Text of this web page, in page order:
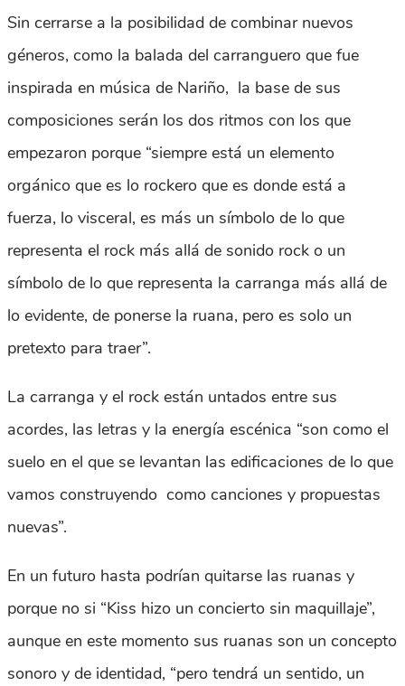
Sin cerrarse a la posibilidad de combinar nuevos
géneros, como la balada del carranguero que fue
inspirada en música de Nariño, la base de sus
composiciones serán los dos ritmos con los que
empezaron porque “siempre está un elemento
orgánico que es lo rockero que es donde está a
fuerza, lo visceral, es más un símbolo de lo que
representa el rock más allá de sonido rock o un
símbolo de lo que representa la carranga más allá de
lo evidente, de ponerse la ruana, pero es solo un
pretexto para traer”.
La carranga y el rock están untados entre sus
acordes, las letras y la energía escénica “son como el
suelo en el que se levantan las edificaciones de lo que
vamos construyendo como canciones y propuestas
nuevas”.
En un futuro hasta podrían quitarse las ruanas y
porque no si “Kiss hizo un concierto sin maquillaje”,
aunque en este momento sus ruanas son un concepto
sonoro y de identidad, “pero tendrá un sentido, un